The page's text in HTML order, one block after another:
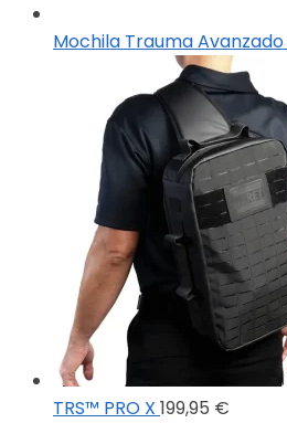
Mochila Trauma Avanzado
TRS™ PRO X 199,95 €